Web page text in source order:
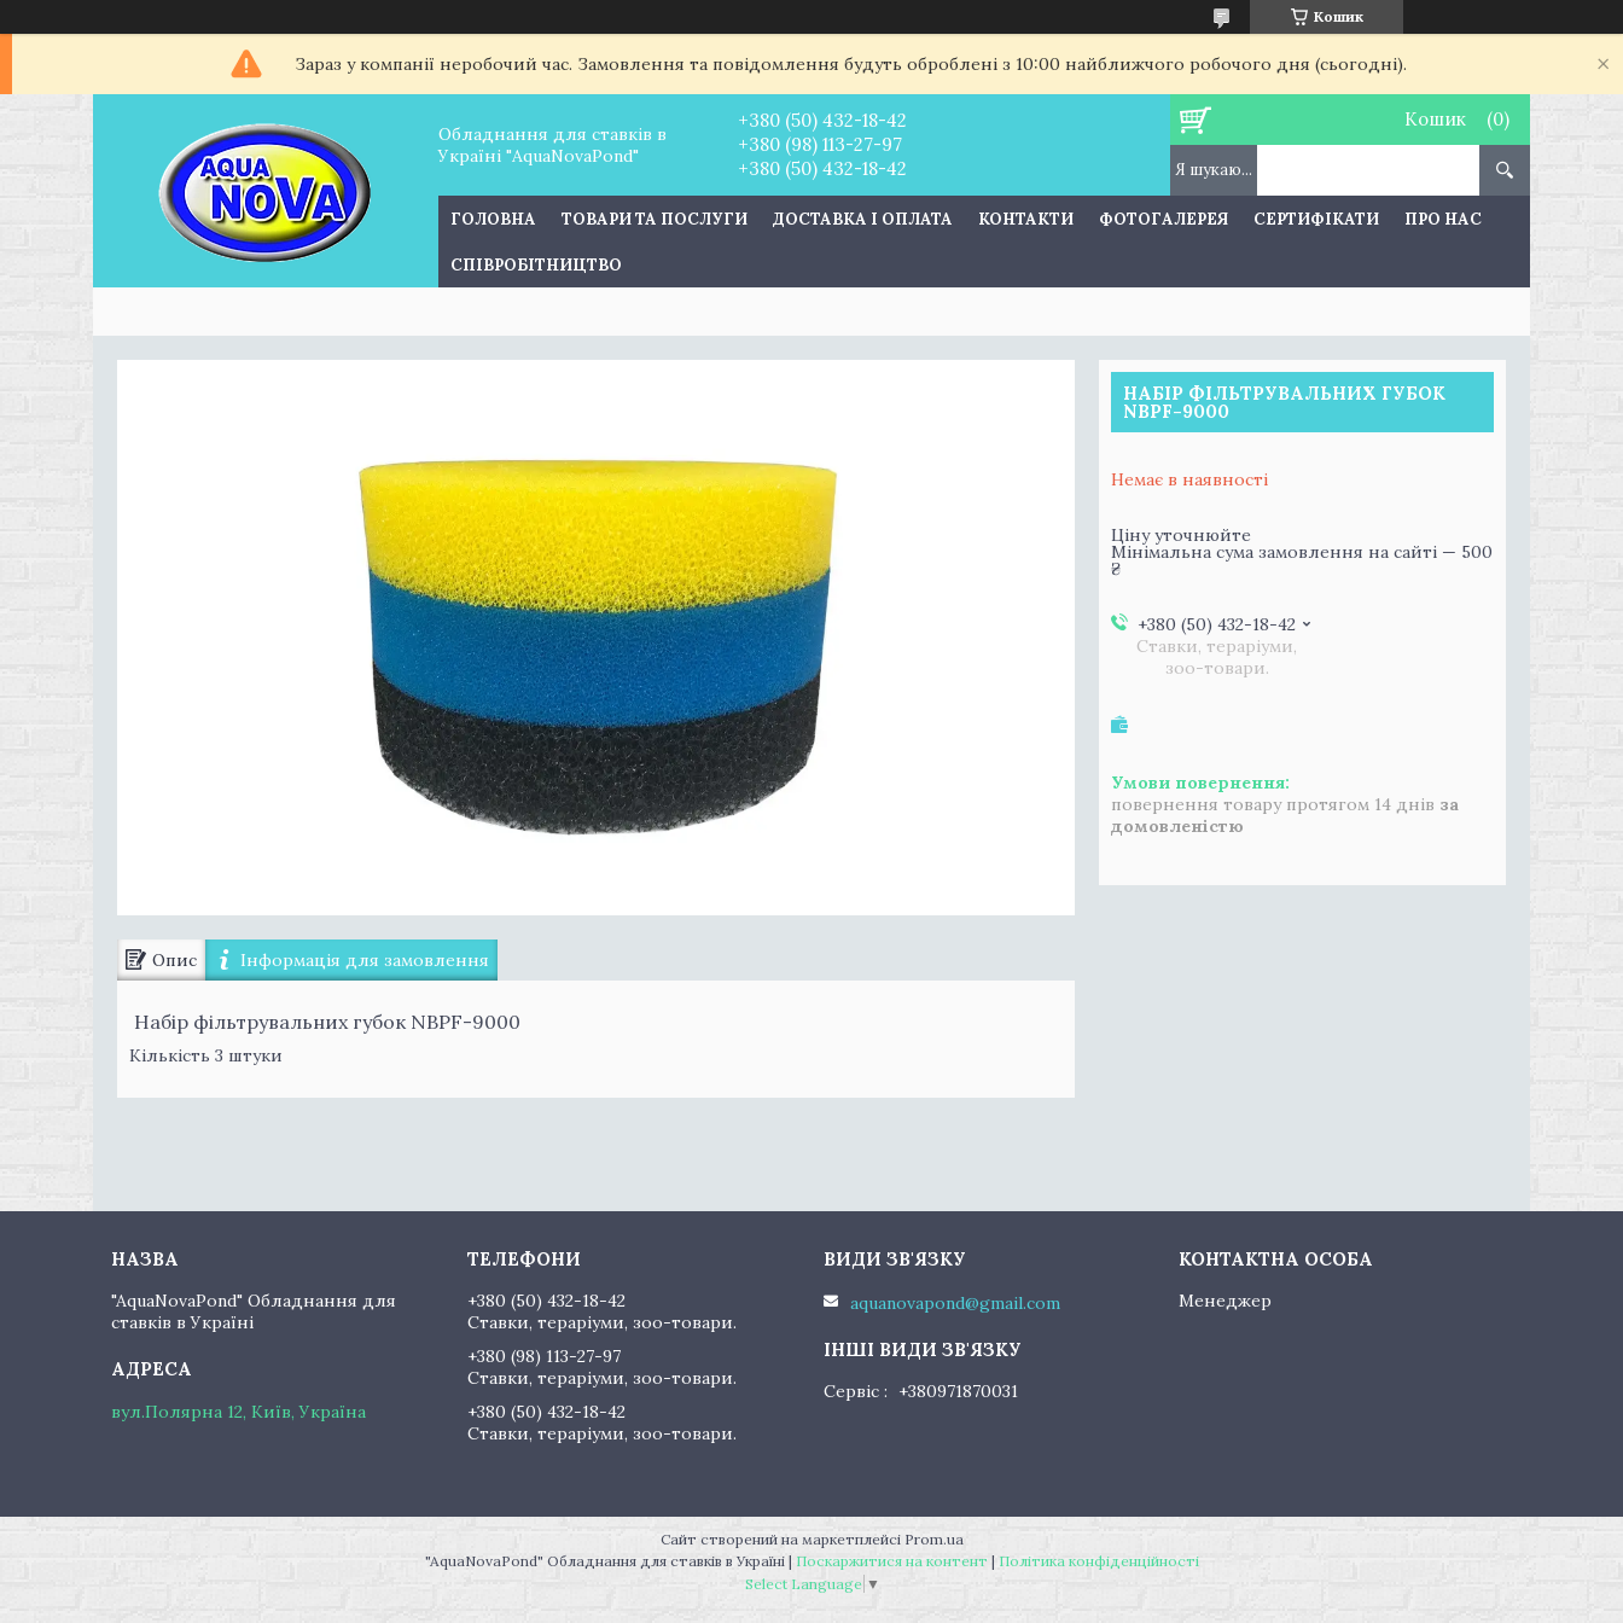
Кошик
Зараз у компанії неробочий час. Замовлення та повідомлення будуть оброблені з 10:00 найближчого робочого дня (сьогодні).
Обладнання для ставків в
Україні "AquaNovaPond"
+380 (50) 432-18-42
+380 (98) 113-27-97
+380 (50) 432-18-42
Кошик
ГОЛОВНА ТОВАРИ ТА ПОСЛУГИ ДОСТАВКА І ОПЛАТА КОНТАКТИ ФОТОГАЛЕРЕЯ СЕРТИФІКАТИ ПРО НАС
СПІВРОБІТНИЦТВО
Опис Інформація для замовлення
Набір фільтрувальних губок NBPF-9000
Кількість 3 штуки
НАБІР ФІЛЬТРУВАЛЬНИХ ГУБОК
NBPF-9000
Немає в наявності
Ціну уточнюйте
Мінімальна сума замовлення на сайті — 500
₴
+380 (50) 432-18-42
Ставки, тераріуми,
зоо-товари.
повернення товару протягом 14 днів за
домовленістю
"AquaNovaPond" Обладнання для
ставків в Україні
вул.Полярна 12, Київ, Україна
+380 (50) 432-18-42
Ставки, тераріуми, зоо-товари.
+380 (98) 113-27-97
Ставки, тераріуми, зоо-товари.
+380 (50) 432-18-42
Ставки, тераріуми, зоо-товари.
aquanovapond@gmail.com
Сервіс +380971870031
Менеджер
Сайт створений на маркетплейсі Prom.ua
"AquaNovaPond" Обладнання для ставків в Україні | Поскаржитися на контент | Політика конфіденційності
Select Language ▼